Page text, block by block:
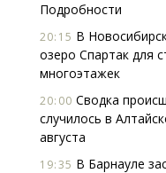
Подробности
20:15 В
озеро Спартак для
многоэтажек
20:00 Сводка
случилось в
августа
19:35 В Барнауле